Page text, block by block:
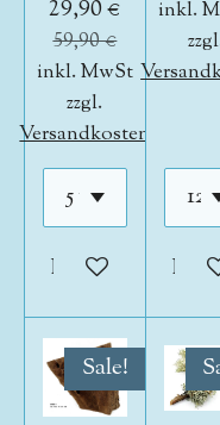
29,90 €
59,90 €
inkl. MwSt
zzgl.
Versandkosten
In den
inkl.
In
Sale!